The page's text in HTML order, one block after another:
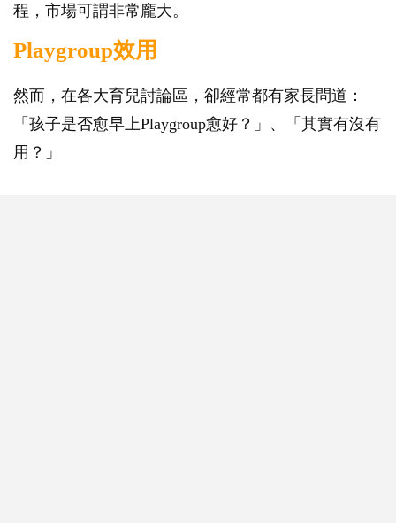
程，市場可謂非常龐大。
Playgroup效用
然而，在各大育兒討論區，卻經常都有家長問道：
「孩子是否愈早上Playgroup愈好？」、「其實有沒有
用？」